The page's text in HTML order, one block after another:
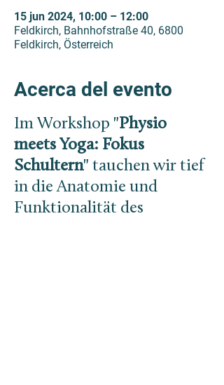
15 jun 2024, 10:00 – 12:00
Feldkirch, Bahnhofstraße 40, 6800
Feldkirch, Österreich
Acerca del evento
Im Workshop "Physio
meets Yoga: Fokus
Schultern" tauchen wir tief
in die Anatomie und
Funktionalität des